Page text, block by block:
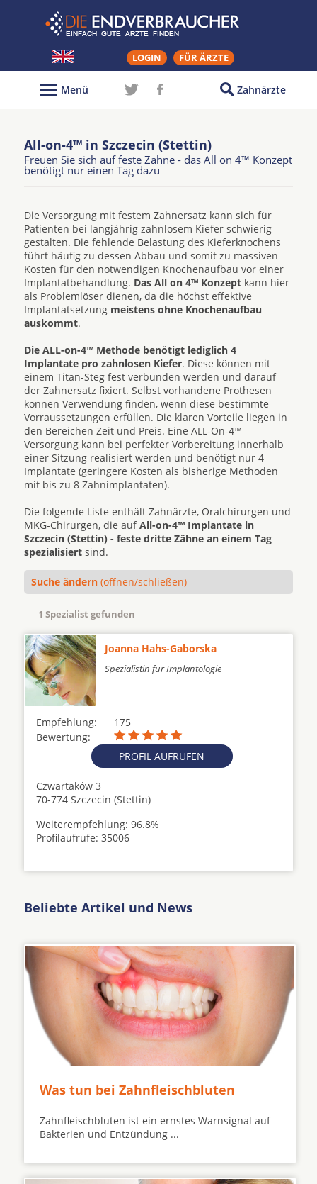
LOGIN FÜR ÄRZTE
Zahnärzte
Menü
All-on-4™ in Szczecin (Stettin)
Freuen Sie sich auf feste Zähne - das All on 4™ Konzept
benötigt nur einen Tag dazu
Die Versorgung mit festem Zahnersatz kann sich für
Patienten bei langjährig zahnlosem Kiefer schwierig
gestalten. Die fehlende Belastung des Kieferknochens
führt häufig zu dessen Abbau und somit zu massiven
Kosten für den notwendigen Knochenaufbau vor einer
Implantatbehandlung. Das All on 4™ Konzept kann hier
als Problemlöser dienen, da die höchst effektive
Implantatsetzung meistens ohne Knochenaufbau
auskommt.
Die ALL-on-4™ Methode benötigt lediglich 4
Implantate pro zahnlosen Kiefer. Diese können mit
einem Titan-Steg fest verbunden werden und darauf
der Zahnersatz fixiert. Selbst vorhandene Prothesen
können Verwendung finden, wenn diese bestimmte
Vorraussetzungen erfüllen. Die klaren Vorteile liegen in
den Bereichen Zeit und Preis. Eine ALL-On-4™
Versorgung kann bei perfekter Vorbereitung innerhalb
einer Sitzung realisiert werden und benötigt nur 4
Implantate (geringere Kosten als bisherige Methoden
mit bis zu 8 Zahnimplantaten).
Die folgende Liste enthält Zahnärzte, Oralchirurgen und
MKG-Chirurgen, die aufAll-on-4™ Implantate in
Szczecin (Stettin) - feste dritte Zähne an einem Tag
spezialisiert sind.
Suche ändern (öffnen/schließen)
1 Spezialist gefunden
Joanna Hahs-Gaborska
Spezialistin für Implantologie
Empfehlung:
175
Bewertung:
PROFIL AUFRUFEN
Czwartaków 3
70-774 Szczecin (Stettin)
Weiterempfehlung: 96.8%
Profilaufrufe: 35006
Beliebte Artikel und News
Was tun bei Zahnfleischbluten
Zahnfleischbluten ist ein ernstes Warnsignal auf
Bakterien und Entzündung ...